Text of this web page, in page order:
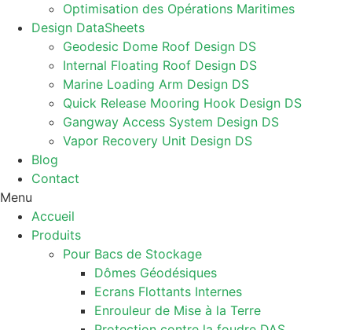
Optimisation des Opérations Maritimes
Design DataSheets
Geodesic Dome Roof Design DS
Internal Floating Roof Design DS
Marine Loading Arm Design DS
Quick Release Mooring Hook Design DS
Gangway Access System Design DS
Vapor Recovery Unit Design DS
Blog
Contact
Menu
Accueil
Produits
Pour Bacs de Stockage
Dômes Géodésiques
Ecrans Flottants Internes
Enrouleur de Mise à la Terre